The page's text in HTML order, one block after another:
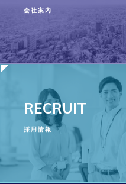
会社案内
RECRUIT
採用情報